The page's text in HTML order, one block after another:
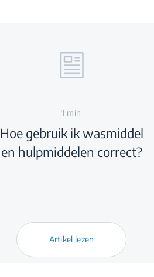
1 min
Hoe gebruik ik wasmiddel
en hulpmiddelen correct?
Artikel lezen